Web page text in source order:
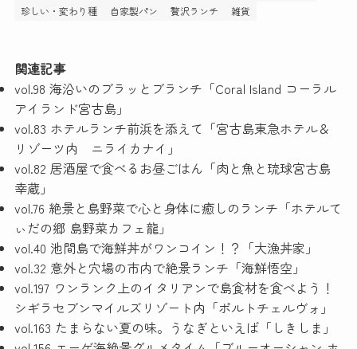
珍しい・変わり種
自家製パン 贅沢ランチ 雑貨
関連記事
vol.98 海沿いのブラッとブランチ「Coral Island コーラル
アイランド宮古島」
vol.83 ホテルランチ前浜を添えて「宮古島東急ホテル＆
リゾーツ内 ニライカナイ」
vol.82 居酒屋で食べるお昼ごはん「肉と魚と琉球宮古島
幸蔵」
vol.76 絶景と島野菜で心と身体に癒しのランチ「ホテルて
ぃだの郷 島野菜カフェ龍」
vol.40 池間島で海鮮丼がワンコイン！？「大漁丼家」
vol.32 意外と穴場の市内で絶景ランチ「海鮮悟空」
vol.197 ワンランク上のイタリアンで島食材を食べよう！
シギラセブンマイルズリゾート内「ポルトチェルヴォ」
vol.163 たまらない夏の味。うなぎといえば「しきしま」